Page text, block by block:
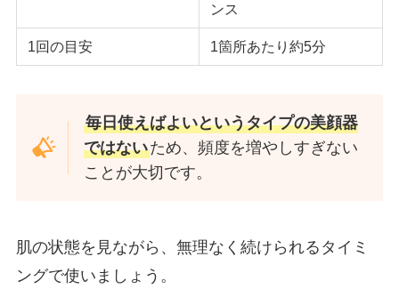
ンス
1回の目安 1箇所あたり約5分
毎日使えばよいというタイプの美顔器
ではないため、頻度を増やしすぎない
ことが大切です。
肌の状態を見ながら、無理なく続けられるタイミ
ングで使いましょう。